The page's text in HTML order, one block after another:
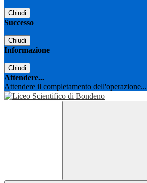
Chiudi
Successo
Chiudi
Informazione
Chiudi
Attendere...
Attendere il completamento dell'operazione...